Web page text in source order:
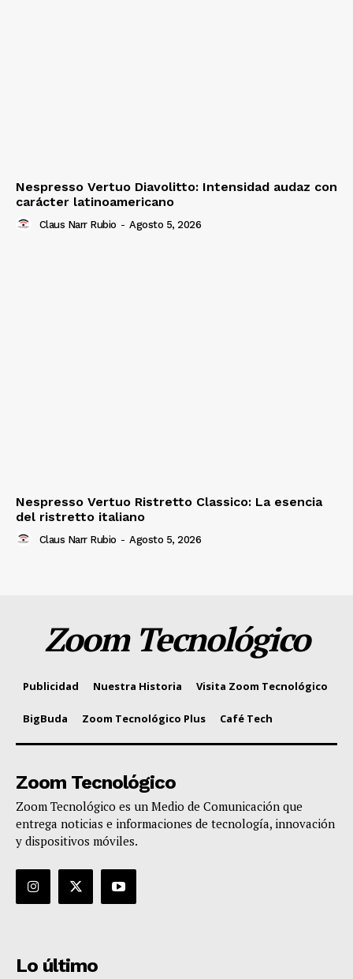
Nespresso Vertuo Diavolitto: Intensidad audaz con
carácter latinoamericano
Claus Narr Rubio - Agosto 5, 2026
Nespresso Vertuo Ristretto Classico: La esencia
del ristretto italiano
Claus Narr Rubio - Agosto 5, 2026
Zoom Tecnológico
Publicidad Nuestra Historia Visita Zoom Tecnológico
BigBuda Zoom Tecnológico Plus Café Tech
Zoom Tecnológico
Zoom Tecnológico es un Medio de Comunicación que
entrega noticias e informaciones de tecnología, innovación
y dispositivos móviles.
Lo último